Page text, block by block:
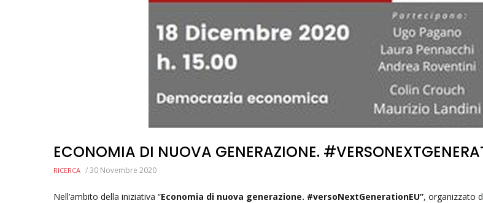
ECONOMIA DI NUOVA GENERAZIONE.
RICERCA /30 Novembre 2020
Nell’ambito della iniziativa “Economia di nuova generazione. #versoNextGenerationEU”, organizzato